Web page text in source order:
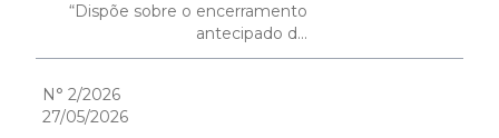
“Dispõe sobre o encerramento
antecipado d...
N° 2/2026
27/05/2026